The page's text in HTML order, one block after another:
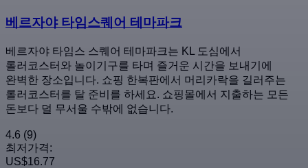
베르자야 타임스퀘어 테마파크
베르자야 타임스 스퀘어 테마파크는 KL 도심에서
롤러코스터와 놀이기구를 타며 즐거운 시간을 보내기에
완벽한 장소입니다. 쇼핑 한복판에서 머리카락을 길러주는
롤러코스터를 탈 준비를 하세요. 쇼핑몰에서 지출하는 모든
돈보다 덜 무서울 수밖에 없습니다.
4.6 (9)
최저가격:
US$16.77